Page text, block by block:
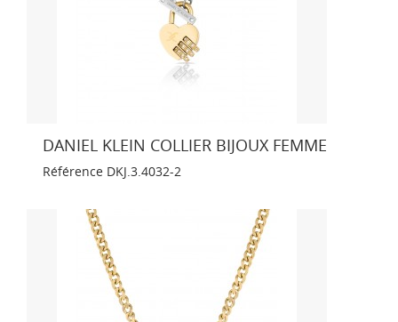
DANIEL KLEIN COLLIER BIJOUX FEMME
Référence DKJ.3.4032-2